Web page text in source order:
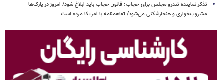
تذکر نماینده تندرو مجلس برای حجاب؛ قانون حجاب باید ابلاغ شود/ امروز در پارک‌ها
مشروب‌خواری و هنجارشکنی می‌شود/ تفاهمنامه با آمریکا مرده است